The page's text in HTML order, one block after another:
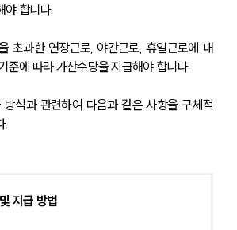
야 합니다.
초과한 연장근로, 야간근로, 휴일근로에 대
준에 따라 가산수당을 지급해야 합니다.
식과 관련하여 다음과 같은 사항을 구체적
.
지급 방법